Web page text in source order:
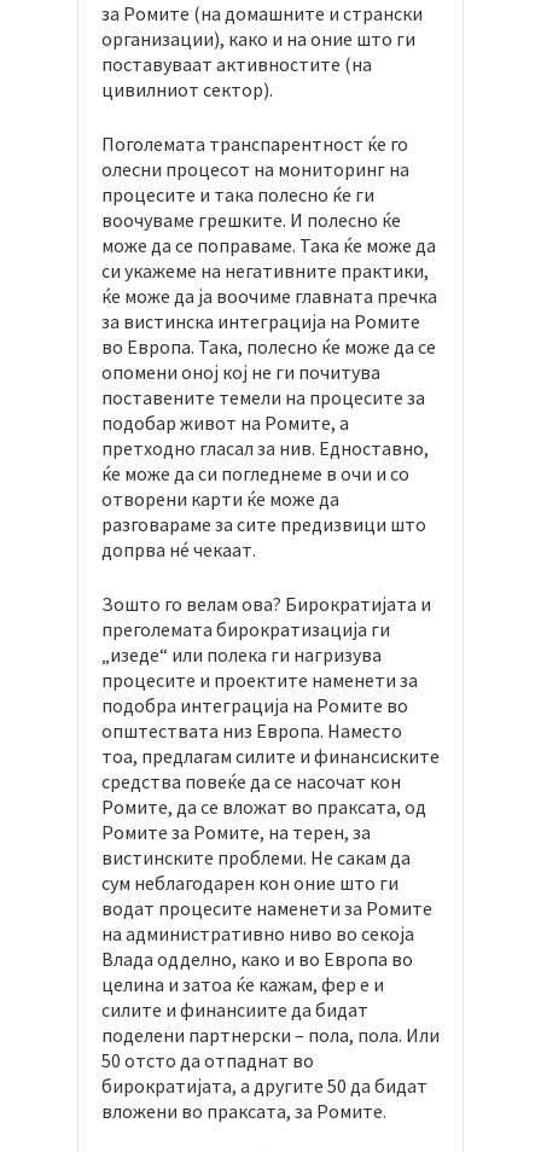
за Ромите (на домашните и странски
организации), како и на оние што ги
поставуваат активностите (на
цивилниот сектор).
Поголемата транспарентност ќе го
олесни процесот на мониторинг на
процесите и така полесно ќе ги
воочуваме грешките. И полесно ќе
може да се поправаме. Така ќе може да
си укажеме на негативните практики,
ќе може да ја воочиме главната пречка
за вистинска интеграција на Ромите
во Европа. Така, полесно ќе може да се
опомени оној кој не ги почитува
поставените темели на процесите за
подобар живот на Ромите, а
претходно гласал за нив. Едноставно,
ќе може да си погледнеме в очи и со
отворени карти ќе може да
разговараме за сите предизвици што
допрва нé чекаат.
Зошто го велам ова? Бирократијата и
преголемата бирократизација ги
„изеде“ или полека ги нагризува
процесите и проектите наменети за
подобра интеграција на Ромите во
општествата низ Европа. Наместо
тоа, предлагам силите и финансиските
средства повеќе да се насочат кон
Ромите, да се вложат во праксата, од
Ромите за Ромите, на терен, за
вистинските проблеми. Не сакам да
сум неблагодарен кон оние што ги
водат процесите наменети за Ромите
на административно ниво во секоја
Влада одделно, како и во Европа во
целина и затоа ќе кажам, фер е и
силите и финансиите да бидат
поделени партнерски – пола, пола. Или
50 отсто да отпаднат во
бирократијата, а другите 50 да бидат
вложени во праксата, за Ромите.